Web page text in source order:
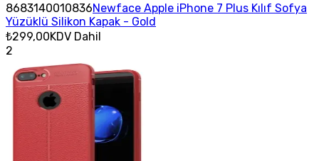
8683140010836Newface Apple iPhone 7 Plus Kılıf Sofya
Yüzüklü Silikon Kapak - Gold
₺299,00KDV Dahil
2